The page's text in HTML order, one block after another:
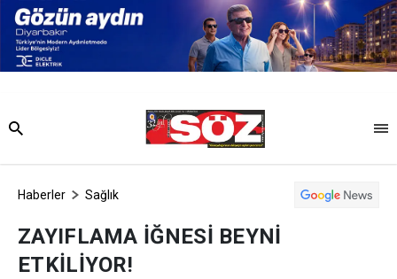
Haberler Sağlık
ZAYIFLAMA İĞNESİ BEYNİ
ETKİLİYOR!